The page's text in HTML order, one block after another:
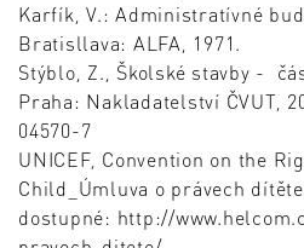
Karfík, V.: Administratívné
Bratisllava: ALFA, 1971.
Stýblo, Z., Školské stavby -
Praha: Nakladatelství ČVUT,
04570-7
UNICEF, Convention on the
Child_Úmluva o právech dítěte,
dostupné: http://